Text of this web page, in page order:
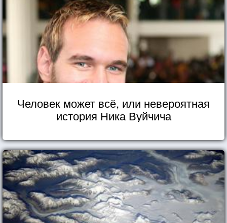
Человек может всё, или невероятная
история Ника Вуйчича